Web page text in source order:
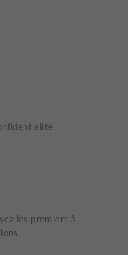
les premiers à